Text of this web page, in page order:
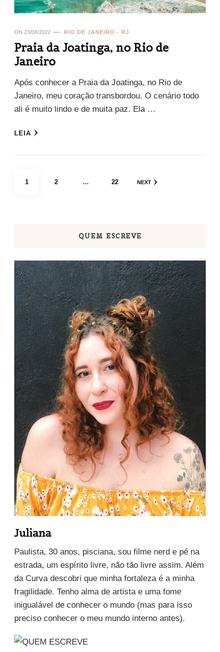
ON 23/08/2022 RIO DE JANEIRO - RJ
Praia da Joatinga, no Rio de
Janeiro
Após conhecer a Praia da Joatinga, no Rio de
Janeiro, meu coração transbordou. O cenário todo
ali é muito lindo e de muita paz. Ela …
LEIA
Paginação
PAGE
1 PAGE
2 … PAGE
22 NEXT
QUEM ESCREVE
Juliana
Paulista, 30 anos, pisciana, sou filme nerd e pé na
estrada, um espírito livre, não tão livre assim. Além
da Curva descobri que minha fortaleza é a minha
fragilidade. Tenho alma de artista e uma fome
inigualável de conhecer o mundo (mas para isso
preciso conhecer o meu mundo interno antes).